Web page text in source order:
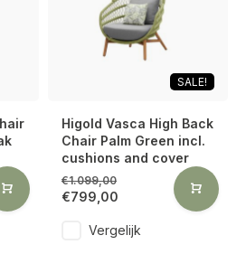
SALE!
Higold Vasca High Back
Chair Palm Green incl.
cushions and cover
€1.099,00
€799,00
Vergelijk